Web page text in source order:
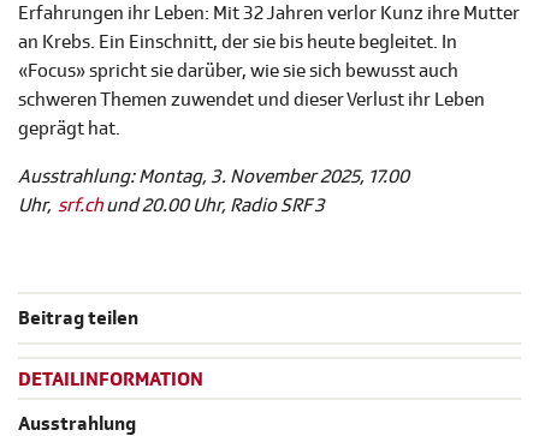
Erfahrungen ihr Leben: Mit 32 Jahren verlor Kunz ihre Mutter
an Krebs. Ein Einschnitt, der sie bis heute begleitet. In
«Focus» spricht sie darüber, wie sie sich bewusst auch
schweren Themen zuwendet und dieser Verlust ihr Leben
geprägt hat.
Ausstrahlung: Montag, 3. November 2025, 17.00
Uhr, srf.chund 20.00 Uhr, Radio SRF 3
Beitrag teilen
DETAILINFORMATION
Ausstrahlung